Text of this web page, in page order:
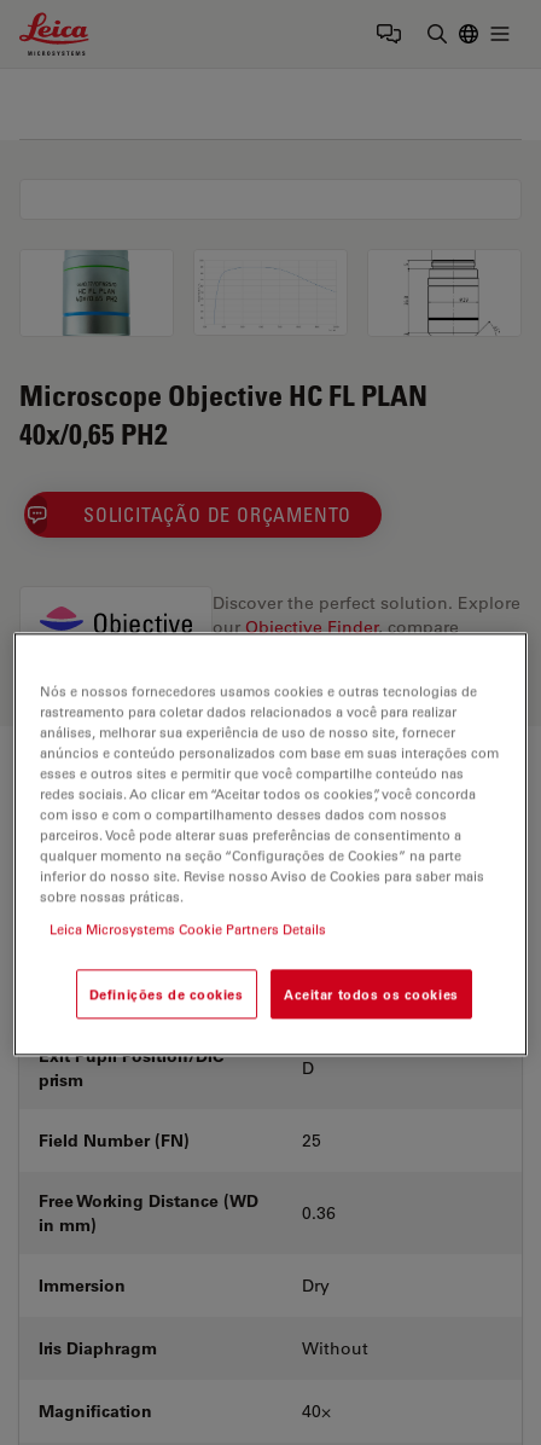
Leica Microsystems Logo
Microscope Objective HC FL PLAN
40x/0,65 PH2
SOLICITAÇÃO DE ORÇAMENTO
Discover the perfect solution. Explore
ourObjective Finder, compare
Technical Specs
Product Number 11506311
Correction Ring (CORR) -
Coverglass With
Exit Pupil Position/DIC
prism
D
Field Number (FN) 25
Free Working Distance (WD
in mm)
0.36
Immersion Dry
Iris Diaphragm Without
Magnification 40⨉
Nós e nossos fornecedores usamos cookies e outras tecnologias de
rastreamento para coletar dados relacionados a você para realizar
análises, melhorar sua experiência de uso de nosso site, fornecer
anúncios e conteúdo personalizados com base em suas interações com
esses e outros sites e permitir que você compartilhe conteúdo nas
redes sociais. Ao clicar em “Aceitar todos os cookies”, você concorda
com isso e com o compartilhamento desses dados com nossos
parceiros. Você pode alterar suas preferências de consentimento a
qualquer momento na seção “Configurações de Cookies” na parte
inferior do nosso site. Revise nosso Aviso de Cookies para saber mais
sobre nossas práticas.
Leica Microsystems Cookie Partners Details
Definições de cookies Aceitar todos os cookies